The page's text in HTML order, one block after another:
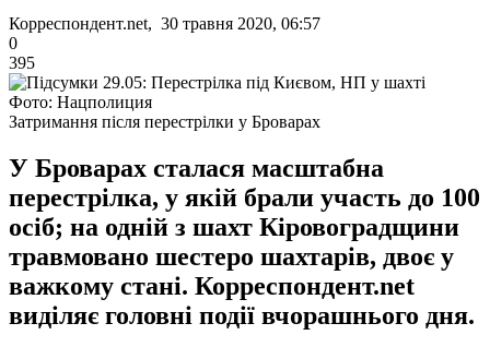
Корреспондент.net, 30 травня 2020, 06:57
0
395
Фото: Нацполиция
Затримання після перестрілки у Броварах
У Броварах сталася масштабна
перестрілка, у якій брали участь до 100
осіб; на одній з шахт Кіровоградщини
травмовано шестеро шахтарів, двоє у
важкому стані. Корреспондент.net
виділяє головні події вчорашнього дня.